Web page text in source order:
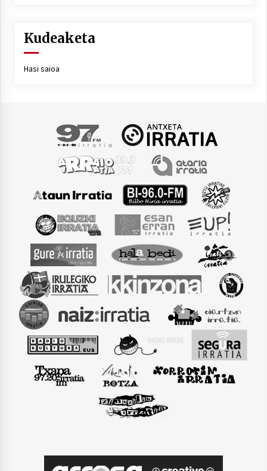
Kudeaketa
Hasi saioa